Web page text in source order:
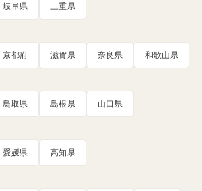
岐阜県 三重県
京都府 滋賀県 奈良県 和歌山県
鳥取県 島根県 山口県
愛媛県 高知県